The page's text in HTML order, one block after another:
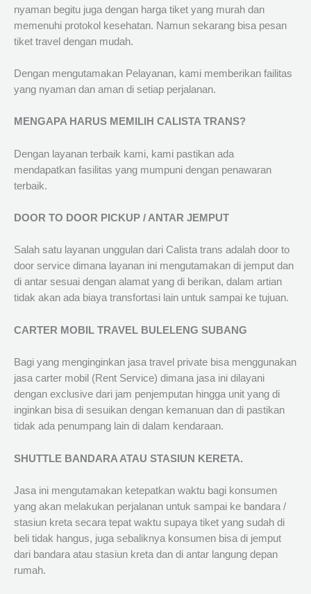
nyaman begitu juga dengan harga tiket yang murah dan
memenuhi protokol kesehatan. Namun sekarang bisa pesan
tiket travel dengan mudah.
Dengan mengutamakan Pelayanan, kami memberikan failitas
yang nyaman dan aman di setiap perjalanan.
MENGAPA HARUS MEMILIH CALISTA TRANS?
Dengan layanan terbaik kami, kami pastikan ada
mendapatkan fasilitas yang mumpuni dengan penawaran
terbaik.
DOOR TO DOOR PICKUP / ANTAR JEMPUT
Salah satu layanan unggulan dari Calista trans adalah door to
door service dimana layanan ini mengutamakan di jemput dan
di antar sesuai dengan alamat yang di berikan, dalam artian
tidak akan ada biaya transfortasi lain untuk sampai ke tujuan.
CARTER MOBIL TRAVEL BULELENG SUBANG
Bagi yang menginginkan jasa travel private bisa menggunakan
jasa carter mobil (Rent Service) dimana jasa ini dilayani
dengan exclusive dari jam penjemputan hingga unit yang di
inginkan bisa di sesuikan dengan kemanuan dan di pastikan
tidak ada penumpang lain di dalam kendaraan.
SHUTTLE BANDARA ATAU STASIUN KERETA.
Jasa ini mengutamakan ketepatkan waktu bagi konsumen
yang akan melakukan perjalanan untuk sampai ke bandara /
stasiun kreta secara tepat waktu supaya tiket yang sudah di
beli tidak hangus, juga sebaliknya konsumen bisa di jemput
dari bandara atau stasiun kreta dan di antar langung depan
rumah.